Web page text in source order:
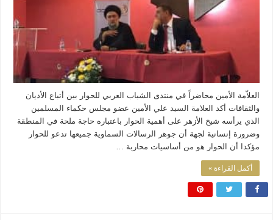
نسج العلاقة مع الآخر تكون من خلال منظومة القيم و المبادئ الانسانية التي تجعل
العلاّمة الأمين محاضراً في منتدى الشباب العربي للحوار بين أتباع الأديان
والثقافات أكد العلامة السيد علي الأمين عضو مجلس حكماء المسلمين
الذي يرأسه شيخ الأزهر على أهمية الحوار باعتباره حاجة ملحة في المنطقة
وضرورة إنسانية لجهة أن جوهر الرسالات السماوية جميعها تدعو للحوار
مؤكدا أن الحوار هو من أساسيات محاربة …
أكمل القراءة »